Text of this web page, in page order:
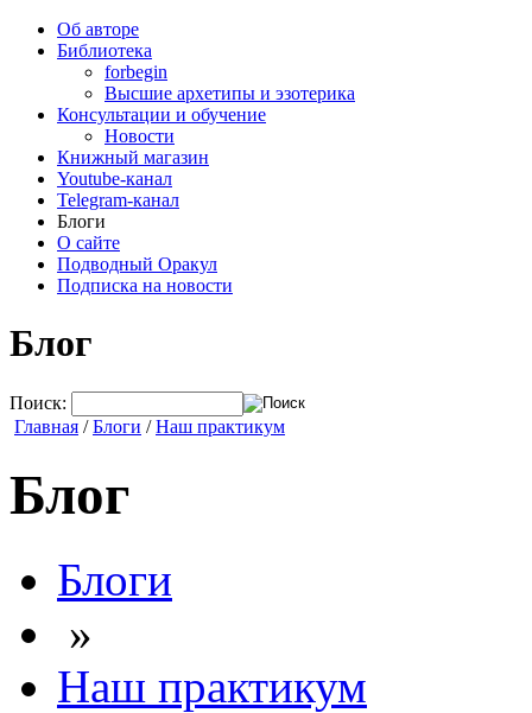
Об авторе
Библиотека
forbegin
Высшие архетипы и эзотерика
Консультации и обучение
Новости
Книжный магазин
Youtube-канал
Telegram-канал
Блоги
О сайте
Подводный Оракул
Подписка на новости
Блог
Поиск:
Главная /Блоги /Наш практикум
Блог
Блоги
»
Наш практикум